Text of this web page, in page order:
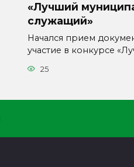
«Лучший
служащий»
Начался прием
участие в конкурсе
25